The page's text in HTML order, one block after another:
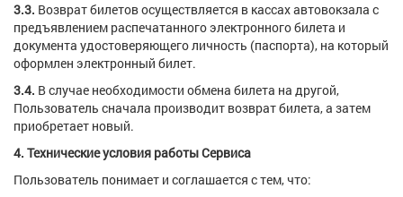
3.3. Возврат билетов осуществляется в кассах автовокзала с
предъявлением распечатанного электронного билета и
документа удостоверяющего личность (паспорта), на который
оформлен электронный билет.
3.4. В случае необходимости обмена билета на другой,
Пользователь сначала производит возврат билета, а затем
приобретает новый.
4. Технические условия работы Сервиса
Пользователь понимает и соглашается с тем, что: